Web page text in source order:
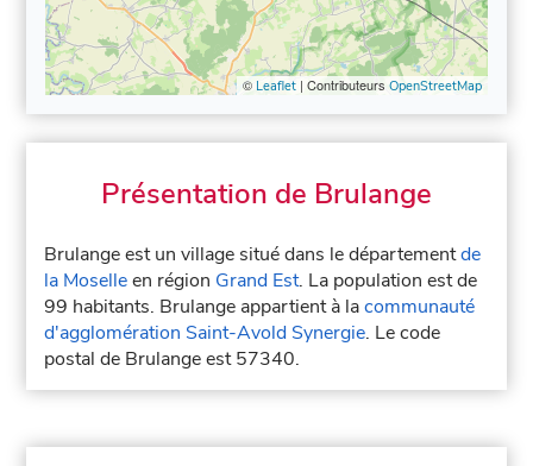
© Leaflet| Contributeurs OpenStreetMap
Présentation de Brulange
Brulange est un village situé dans le départementde
la Moselleen région Grand Est. La population est de
99 habitants. Brulange appartient à lacommunauté
d'agglomération Saint-Avold Synergie. Le code
postal de Brulange est 57340.